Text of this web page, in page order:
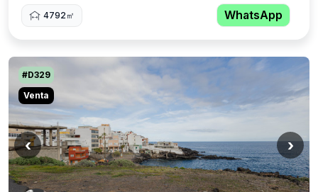
4792㎡ WhatsApp
‹ ›
#D329
Venta